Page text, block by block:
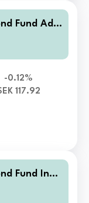
Fund Adm
Accumulati
-0.12%
117.92
Fund Inve